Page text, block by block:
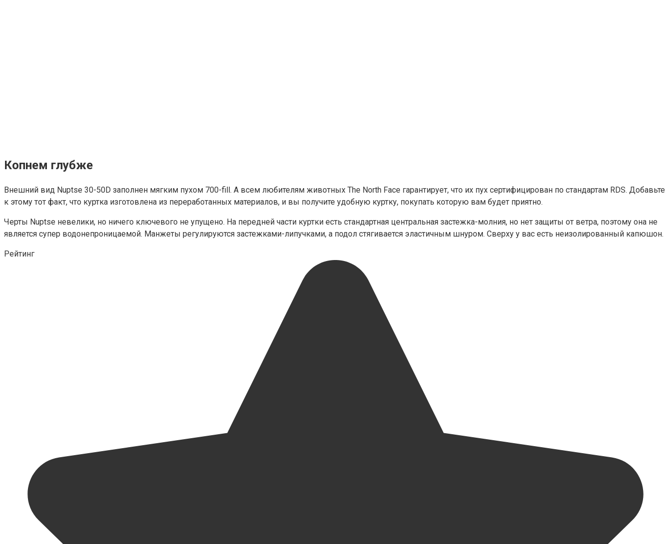
Копнем глубже
Внешний вид Nuptse 30-50D заполнен мягким пухом 700-fill. А всем любителям животных The North Face гарантирует, что их пух сертифицирован по стандартам RDS. Добавьте
к этому тот факт, что куртка изготовлена ​​из переработанных материалов, и вы получите удобную куртку, покупать которую вам будет приятно.
Черты Nuptse невелики, но ничего ключевого не упущено. На передней части куртки есть стандартная центральная застежка-молния, но нет защиты от ветра, поэтому она не
является супер водонепроницаемой. Манжеты регулируются застежками-липучками, а подол стягивается эластичным шнуром. Сверху у вас есть неизолированный капюшон.
Рейтинг